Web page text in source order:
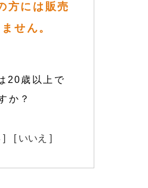
方には販売
せん。
20歳以上で
か？
] [ いいえ ]